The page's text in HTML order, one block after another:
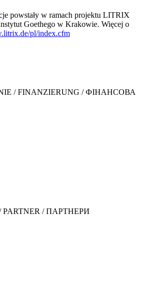
powstały w ramach projektu LITRIX
Goethego w Krakowie. Więcej o
pl/index.cfm
/ FINANZIERUNG / ФІНАНСОВА
PARTNER / ПАРТНЕРИ